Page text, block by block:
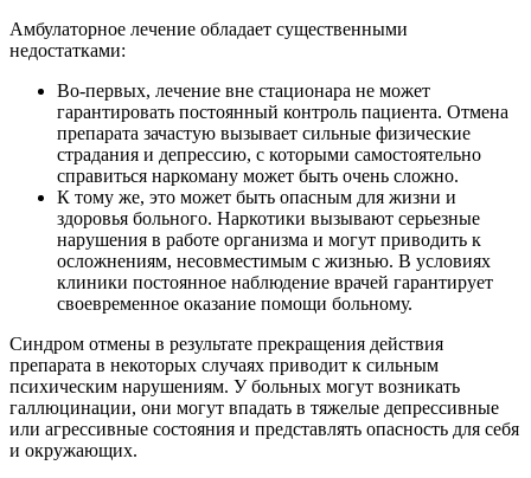
Амбулаторное лечение обладает существенными
недостатками:
Во-первых, лечение вне стационара не может
гарантировать постоянный контроль пациента. Отмена
препарата зачастую вызывает сильные физические
страдания и депрессию, с которыми самостоятельно
справиться наркоману может быть очень сложно.
К тому же, это может быть опасным для жизни и
здоровья больного. Наркотики вызывают серьезные
нарушения в работе организма и могут приводить к
осложнениям, несовместимым с жизнью. В условиях
клиники постоянное наблюдение врачей гарантирует
своевременное оказание помощи больному.
Синдром отмены в результате прекращения действия
препарата в некоторых случаях приводит к сильным
психическим нарушениям. У больных могут возникать
галлюцинации, они могут впадать в тяжелые депрессивные
или агрессивные состояния и представлять опасность для себя
и окружающих.